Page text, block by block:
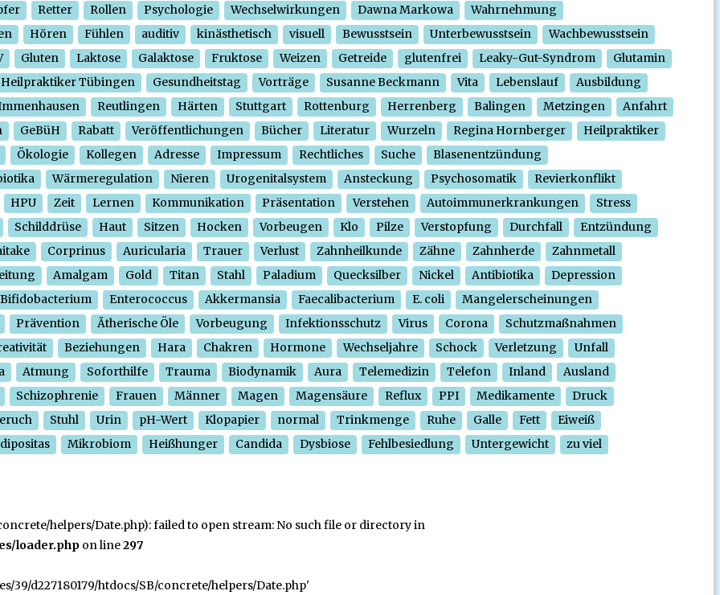
Retter Rollen Psychologie Wechselwirkungen Dawna Markowa
Wahrnehmung
Hören Fühlen auditiv kinästhetisch visuell Bewusstsein Unterbewusstsein
Wachbewusstsein
Gluten Laktose Galaktose Fruktose Weizen Getreide glutenfrei Leaky-Gut-Syndrom
Glutamin
Heilpraktiker Tübingen
Gesundheitstag Vorträge Susanne Beckmann Vita Lebenslauf
Ausbildung
Reutlingen Härten Stuttgart Rottenburg Herrenberg Balingen Metzingen
Anfahrt
GeBüH Rabatt Veröffentlichungen Bücher Literatur Wurzeln Regina Hornberger
Heilpraktiker
Ökologie
Kollegen Adresse Impressum Rechtliches Suche
Blasenentzündung
Wärmeregulation Nieren Urogenitalsystem Ansteckung Psychosomatik
Revierkonflikt
HPU
Zeit Lernen Kommunikation Präsentation Verstehen Autoimmunerkrankungen
Stress
Schilddrüse
Haut Sitzen Hocken Vorbeugen Klo Pilze Verstopfung Durchfall
Entzündung
Corprinus Auricularia Trauer Verlust Zahnheilkunde Zähne Zahnherde
Zahnmetall
Amalgam Gold Titan Stahl Paladium Quecksilber Nickel Antibiotika
Depression
Bifidobacterium
Enterococcus Akkermansia Faecalibacterium E. coli
Mangelerscheinungen
Prävention
Ätherische Öle Vorbeugung Infektionsschutz Virus Corona
Schutzmaßnahmen
Beziehungen Hara Chakren Hormone Wechseljahre Schock Verletzung
Unfall
Atmung Soforthilfe Trauma Biodynamik Aura Telemedizin Telefon Inland
Ausland
Schizophrenie
Frauen Männer Magen Magensäure Reflux PPI Medikamente
Druck
Stuhl Urin pH-Wert Klopapier normal Trinkmenge Ruhe Galle Fett
Eiweiß
Mikrobiom Heißhunger Candida Dysbiose Fehlbesiedlung Untergewicht zu viel
helpers/Date.php): failed to open stream: No such file or directory in
loader.php on line297
39/d227180179/htdocs/SB/concrete/helpers/Date.php'